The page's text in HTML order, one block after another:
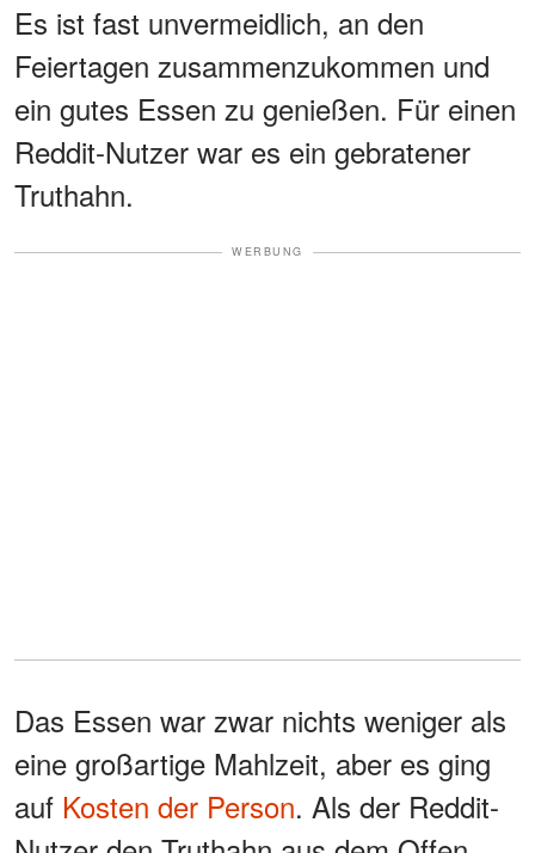
Es ist fast unvermeidlich, an den
Feiertagen zusammenzukommen und
ein gutes Essen zu genießen. Für einen
Reddit-Nutzer war es ein gebratener
Truthahn.
WERBUNG
Das Essen war zwar nichts weniger als
eine großartige Mahlzeit, aber es ging
auf Kosten der Person. Als der Reddit-